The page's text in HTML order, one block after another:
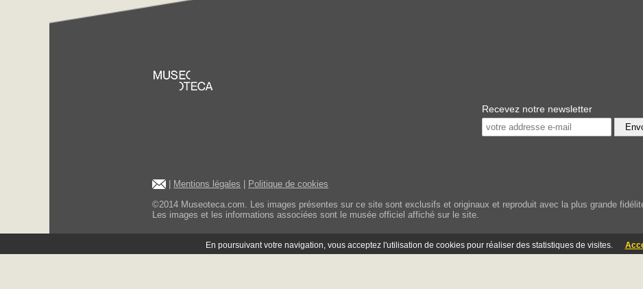
En poursuivant votre navigation, vous acceptez l'utilisation de cookies pour réaliser des statistiques de visites.
Recevez notre newsletter
Mentions légales
Politique de cookies
©2014 Museoteca.com. Les images présentes sur ce site sont exclusifs et originaux et reproduit avec la plus grande
Les images et les informations associées sont le musée officiel affiché sur le site.